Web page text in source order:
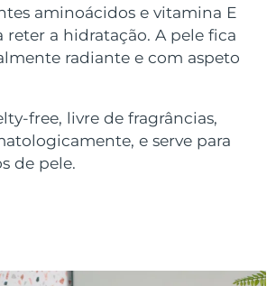
aminoácidos e vitamina E
reter a hidratação. A pele fica
radiante e com aspeto
free, livre de fragrâncias,
e serve para
de pele.